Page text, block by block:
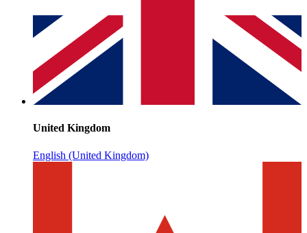
United Kingdom
English (United Kingdom)